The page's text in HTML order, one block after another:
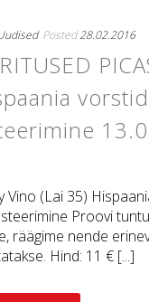
Posted28.02.2016
Vino (Lai 35)
Proovi
räägime nende
Hind: 11 € [...]